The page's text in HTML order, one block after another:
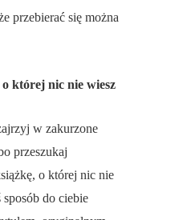
przebierać się można
której nic nie wiesz
w zakurzone
przeszukaj
o której nic nie
do ciebie